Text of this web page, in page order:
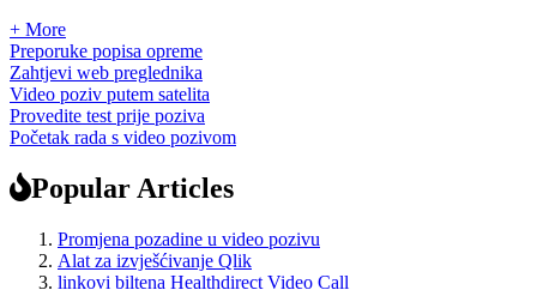
+ More
Preporuke popisa opreme
Zahtjevi web preglednika
Video poziv putem satelita
Provedite test prije poziva
Početak rada s video pozivom
Popular Articles
Promjena pozadine u video pozivu
Alat za izvješćivanje Qlik
linkovi biltena Healthdirect Video Call